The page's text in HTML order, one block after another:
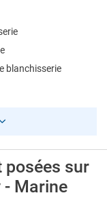
blanchisserie
posées sur
Marine